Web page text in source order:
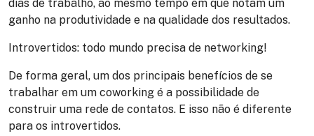
dias de trabalho, ao mesmo tempo em que notam um
ganho na produtividade e na qualidade dos resultados.
Introvertidos: todo mundo precisa de networking!
De forma geral, um dos principais benefícios de se
trabalhar em um coworking é a possibilidade de
construir uma rede de contatos. E isso não é diferente
para os introvertidos.